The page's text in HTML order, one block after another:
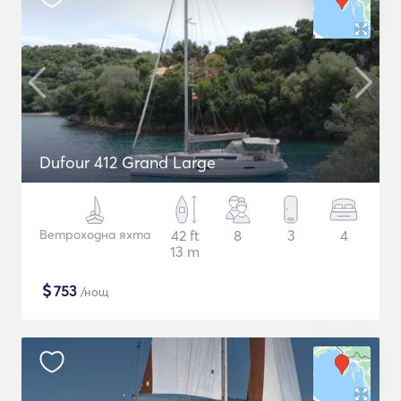
Dufour 412 Grand Large
Ветроходна яхта
42 ft
13 m
8 3 4
$753 /нощ